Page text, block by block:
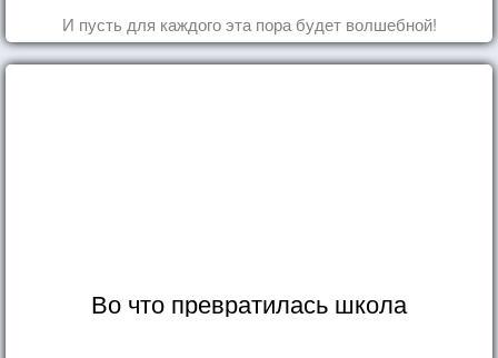
И пусть для каждого эта пора будет волшебной!
Во что превратилась школа